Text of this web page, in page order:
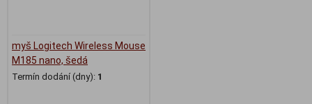
myš Logitech Wireless Mouse
M185 nano, šedá
Termín dodání (dny): 1